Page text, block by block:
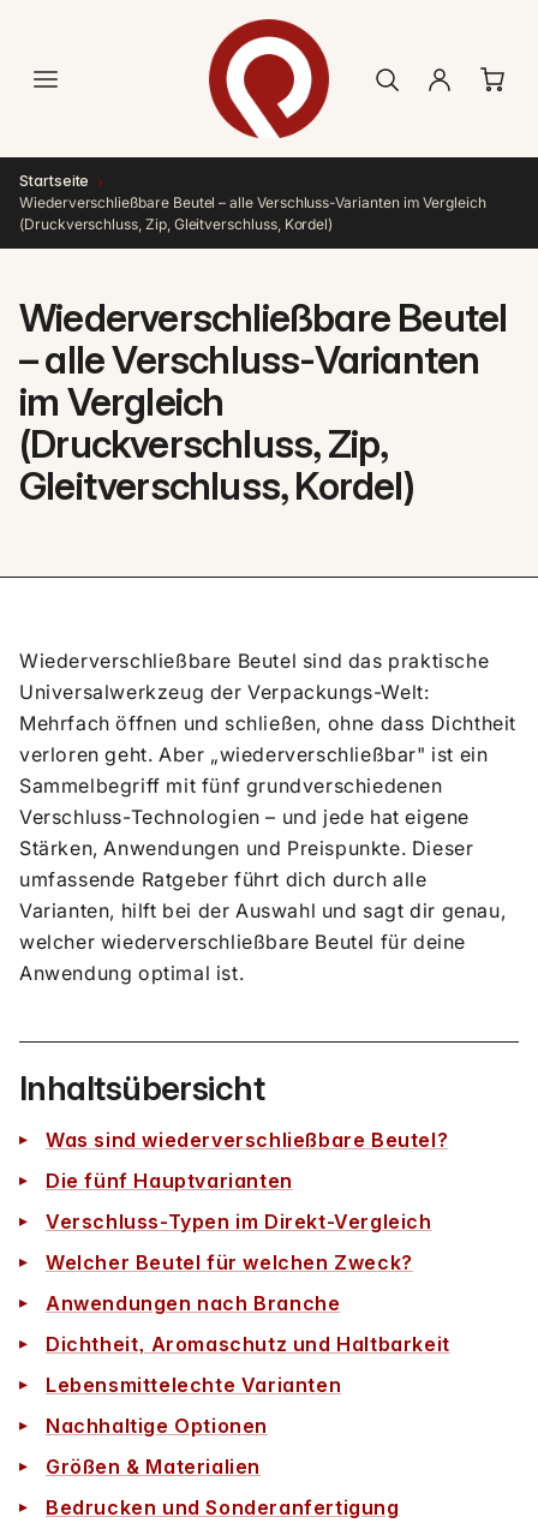
Startseite ›
Wiederverschließbare Beutel – alle Verschluss-Varianten im Vergleich
(Druckverschluss, Zip, Gleitverschluss, Kordel)
Wiederverschließbare Beutel
– alle Verschluss-Varianten
im Vergleich
(Druckverschluss, Zip,
Gleitverschluss, Kordel)
Wiederverschließbare Beutel sind das praktische
Universalwerkzeug der Verpackungs-Welt:
Mehrfach öffnen und schließen, ohne dass Dichtheit
verloren geht. Aber „wiederverschließbar" ist ein
Sammelbegriff mit fünf grundverschiedenen
Verschluss-Technologien – und jede hat eigene
Stärken, Anwendungen und Preispunkte. Dieser
umfassende Ratgeber führt dich durch alle
Varianten, hilft bei der Auswahl und sagt dir genau,
welcher wiederverschließbare Beutel für deine
Anwendung optimal ist.
Inhaltsübersicht
Was sind wiederverschließbare Beutel?
Die fünf Hauptvarianten
Verschluss-Typen im Direkt-Vergleich
Welcher Beutel für welchen Zweck?
Anwendungen nach Branche
Dichtheit, Aromaschutz und Haltbarkeit
Lebensmittelechte Varianten
Nachhaltige Optionen
Größen & Materialien
Bedrucken und Sonderanfertigung